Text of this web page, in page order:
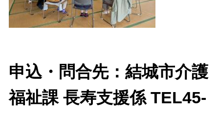
申込・問合先：結城市介護
福祉課 長寿支援係 TEL45-